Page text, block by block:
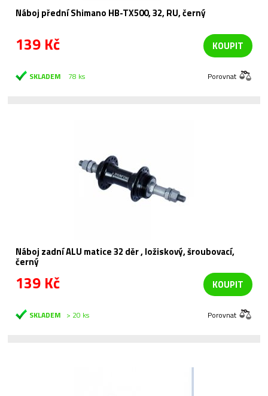
Náboj přední Shimano HB-TX500, 32, RU, černý
139 Kč KOUPIT
SKLADEM 78 ks Porovnat
Náboj zadní ALU matice 32 děr , ložiskový, šroubovací,
černý
139 Kč KOUPIT
SKLADEM > 20 ks Porovnat